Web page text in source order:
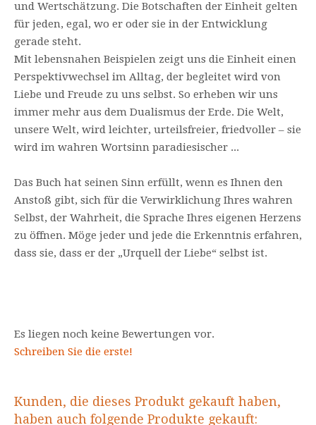
und Wertschätzung. Die Botschaften der Einheit gelten
für jeden, egal, wo er oder sie in der Entwicklung
gerade steht.
Mit lebensnahen Beispielen zeigt uns die Einheit einen
Perspektivwechsel im Alltag, der begleitet wird von
Liebe und Freude zu uns selbst. So erheben wir uns
immer mehr aus dem Dualismus der Erde. Die Welt,
unsere Welt, wird leichter, urteilsfreier, friedvoller – sie
wird im wahren Wortsinn paradiesischer ...
Das Buch hat seinen Sinn erfüllt, wenn es Ihnen den
Anstoß gibt, sich für die Verwirklichung Ihres wahren
Selbst, der Wahrheit, die Sprache Ihres eigenen Herzens
zu öffnen. Möge jeder und jede die Erkenntnis erfahren,
dass sie, dass er der „Urquell der Liebe“ selbst ist.
Es liegen noch keine Bewertungen vor.
Schreiben Sie die erste!
Kunden, die dieses Produkt gekauft haben,
haben auch folgende Produkte gekauft: